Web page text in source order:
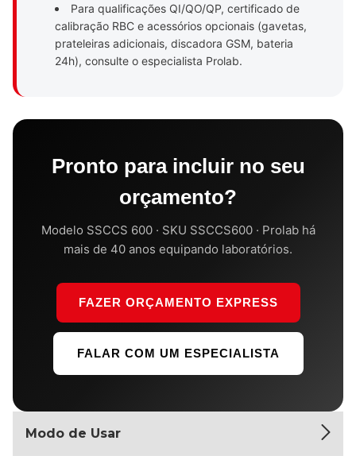
Para qualificações QI/QO/QP, certificado de
calibração RBC e acessórios opcionais (gavetas,
prateleiras adicionais, discadora GSM, bateria
24h), consulte o especialista Prolab.
Pronto para incluir no seu
orçamento?
Modelo SSCCS 600 · SKU SSCCS600 · Prolab há
mais de 40 anos equipando laboratórios.
FAZER ORÇAMENTO EXPRESS
FALAR COM UM ESPECIALISTA
Modo de Usar